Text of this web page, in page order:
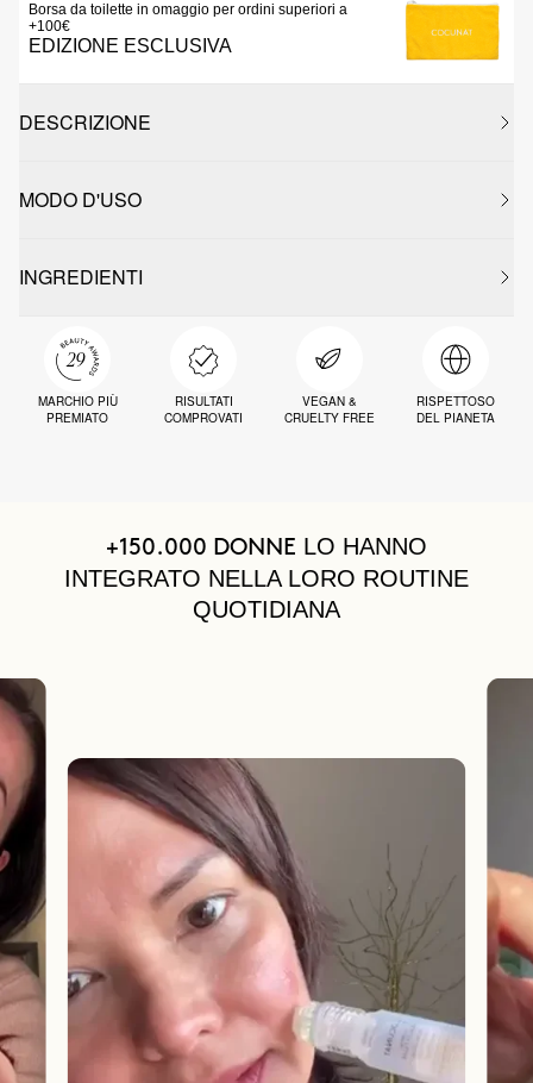
Borsa da toilette in omaggio per ordini superiori a
+100€
EDIZIONE ESCLUSIVA
DESCRIZIONE
MODO D'USO
INGREDIENTI
MARCHIO PIÙ
PREMIATO
RISULTATI
COMPROVATI
VEGAN &
CRUELTY FREE
RISPETTOSO
DEL PIANETA
+150.000 DONNE LO HANNO
INTEGRATO NELLA LORO ROUTINE
QUOTIDIANA